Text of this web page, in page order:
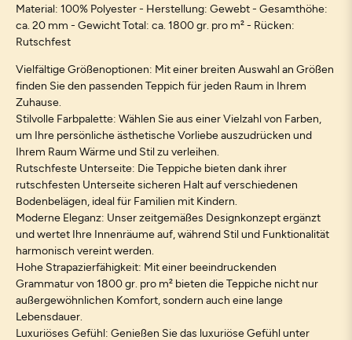
Material: 100% Polyester - Herstellung: Gewebt - Gesamthöhe:
ca. 20 mm - Gewicht Total: ca. 1800 gr. pro m² - Rücken:
Rutschfest
Vielfältige Größenoptionen: Mit einer breiten Auswahl an Größen
finden Sie den passenden Teppich für jeden Raum in Ihrem
Zuhause.
Stilvolle Farbpalette: Wählen Sie aus einer Vielzahl von Farben,
um Ihre persönliche ästhetische Vorliebe auszudrücken und
Ihrem Raum Wärme und Stil zu verleihen.
Rutschfeste Unterseite: Die Teppiche bieten dank ihrer
rutschfesten Unterseite sicheren Halt auf verschiedenen
Bodenbelägen, ideal für Familien mit Kindern.
Moderne Eleganz: Unser zeitgemäßes Designkonzept ergänzt
und wertet Ihre Innenräume auf, während Stil und Funktionalität
harmonisch vereint werden.
Hohe Strapazierfähigkeit: Mit einer beeindruckenden
Grammatur von 1800 gr. pro m² bieten die Teppiche nicht nur
außergewöhnlichen Komfort, sondern auch eine lange
Lebensdauer.
Luxuriöses Gefühl: Genießen Sie das luxuriöse Gefühl unter